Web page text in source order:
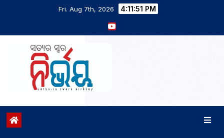
Fri. Aug 7th, 2026 4:11:53 PM